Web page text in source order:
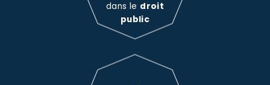
dans le droit
public